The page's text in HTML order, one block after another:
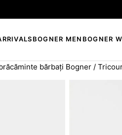
BOGNER MEN BOGNER
CAUTĂ
bărbați Bogner /